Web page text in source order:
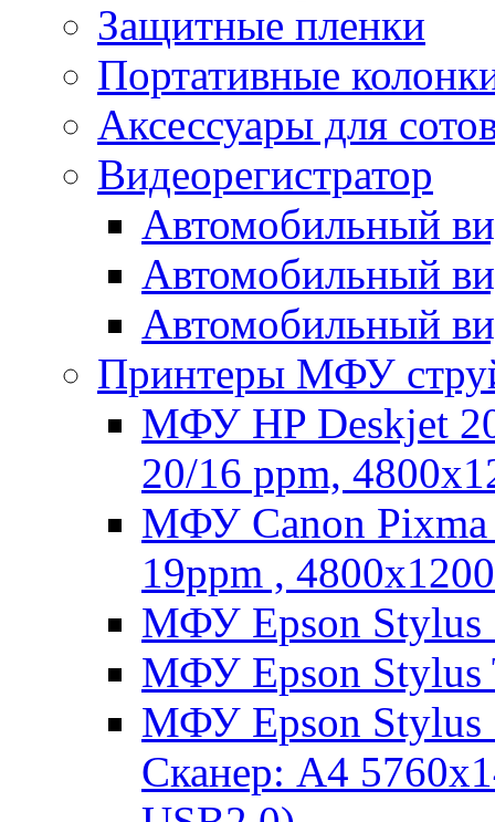
Защитные пленки
Портативные
Аксессуары для
Видеорегистратор
Автомобильный
Автомобильный
Автомобильный
Принтеры МФУ
МФУ HP Deskjet
20/16 ррm,
МФУ Canon Pixma
19ppm ,
МФУ Epson Stylus
МФУ Epson Stylus
МФУ Epson Stylus
Сканер: A4